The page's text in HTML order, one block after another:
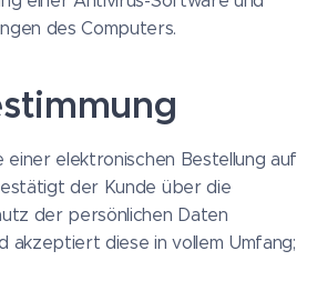
des Computers.
elektronischen Bestellung auf
der Kunde über die
der persönlichen Daten
akzeptiert diese in vollem Umfang;